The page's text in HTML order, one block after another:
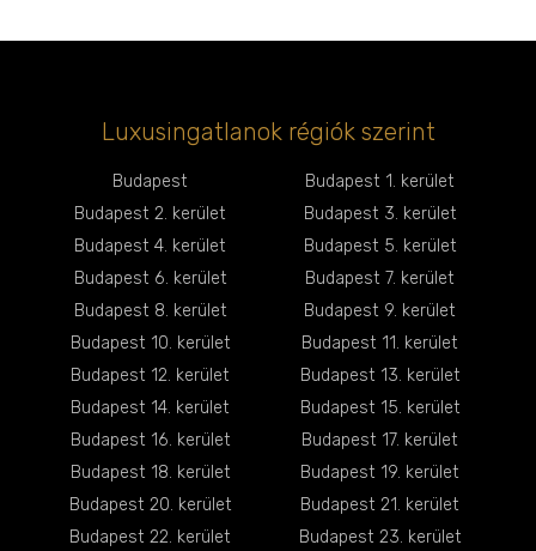
Luxusingatlanok régiók szerint
Budapest
Budapest 1. kerület
Budapest 2. kerület
Budapest 3. kerület
Budapest 4. kerület
Budapest 5. kerület
Budapest 6. kerület
Budapest 7. kerület
Budapest 8. kerület
Budapest 9. kerület
Budapest 10. kerület
Budapest 11. kerület
Budapest 12. kerület
Budapest 13. kerület
Budapest 14. kerület
Budapest 15. kerület
Budapest 16. kerület
Budapest 17. kerület
Budapest 18. kerület
Budapest 19. kerület
Budapest 20. kerület
Budapest 21. kerület
Budapest 22. kerület
Budapest 23. kerület